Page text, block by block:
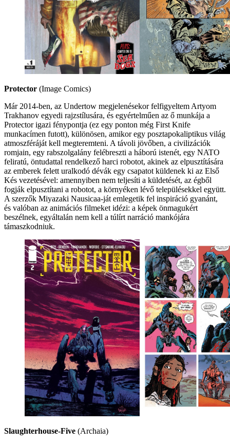
Protector (Image Comics)
Már 2014-ben, az Undertow megjelenésekor felfigyeltem Artyom
Trakhanov egyedi rajzstílusára, és egyértelműen az ő munkája a
Protector igazi fénypontja (ez egy ponton még First Knife
munkacímen futott), különösen, amikor egy posztapokaliptikus világ
atmoszféráját kell megteremteni. A távoli jövőben, a civilizációk
romjain, egy rabszolgalány felébreszti a háború istenét, egy NATO
feliratú, öntudattal rendelkező harci robotot, akinek az elpusztítására
az emberek felett uralkodó dévák egy csapatot küldenek ki az Első
Kés vezetésével: amennyiben nem teljesíti a küldetését, az égből
fogják elpusztítani a robotot, a környéken lévő településekkel együtt.
A szerzők Miyazaki Nausicaa-ját emlegetik fel inspiráció gyanánt,
és valóban az animációs filmeket idézi: a képek önmagukért
beszélnek, egyáltalán nem kell a túlírt narráció mankójára
támaszkodniuk.
Slaughterhouse-Five (Archaia)